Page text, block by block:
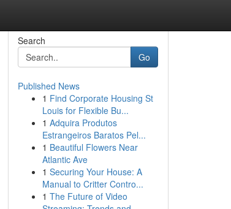
Search
Go
Published News
1 Find Corporate Housing St
Louis for Flexible Bu...
1 Adquira Produtos
Estrangeiros Baratos Pel...
1 Beautiful Flowers Near
Atlantic Ave
1 Securing Your House: A
Manual to Critter Contro...
1 The Future of Video